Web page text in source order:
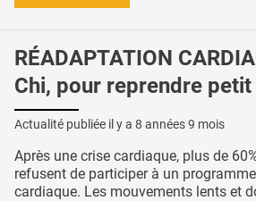
RÉADAPTATION
Chi, pour reprendre
Actualité publiée il y a 8 années 9 mois
Après une crise cardiaque, plus de
refusent de participer à un
cardiaque. Les mouvements lents et